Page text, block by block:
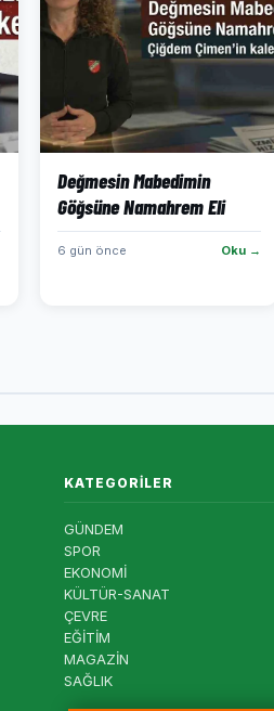
Değmesin Mabedimin
Göğsüne Namahrem Eli
6 gün önce Oku →
KATEGORILER
GÜNDEM
SPOR
EKONOMİ
KÜLTÜR-SANAT
ÇEVRE
EĞİTİM
MAGAZİN
SAĞLIK